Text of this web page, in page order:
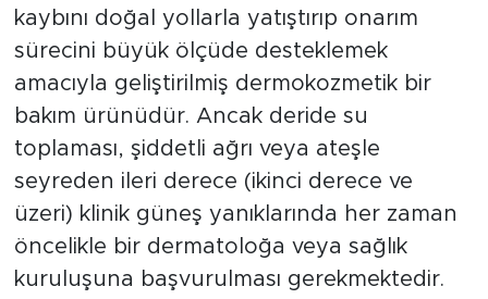
kaybını doğal yollarla yatıştırıp onarım
sürecini büyük ölçüde desteklemek
amacıyla geliştirilmiş dermokozmetik bir
bakım ürünüdür. Ancak deride su
toplaması, şiddetli ağrı veya ateşle
seyreden ileri derece (ikinci derece ve
üzeri) klinik güneş yanıklarında her zaman
öncelikle bir dermatoloğa veya sağlık
kuruluşuna başvurulması gerekmektedir.